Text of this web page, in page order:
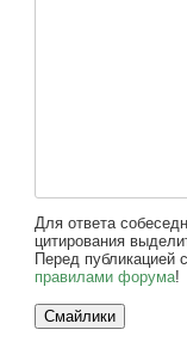
Для ответа
цитирования
Перед публикацией
правилами форума!